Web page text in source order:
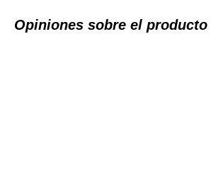
Opiniones sobre el producto